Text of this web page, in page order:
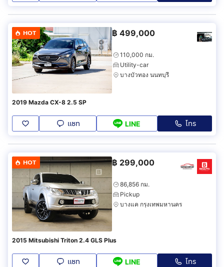
HOT ฿ 499,000
110,000 กม.
Utility-car
บางบัวทอง นนทบุรี
2019 Mazda CX-8 2.5 SP
แชท LINE โทร
HOT ฿ 299,000
86,856 กม.
Pickup
บางแค กรุงเทพมหานคร
2015 Mitsubishi Triton 2.4 GLS Plus
แชท LINE โทร